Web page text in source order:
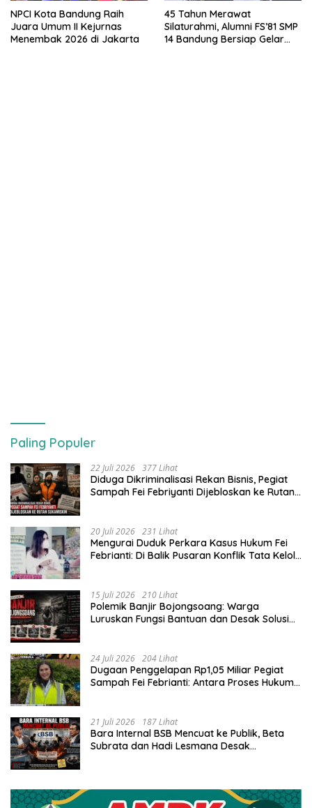
NPCI Kota Bandung Raih
Juara Umum II Kejurnas
Menembak 2026 di Jakarta
45 Tahun Merawat
Silaturahmi, Alumni FS’81 SMP
14 Bandung Bersiap Gelar
Paling Populer
22 Juli 2026 377 Lihat
Diduga Dikriminalisasi Rekan Bisnis, Pegiat
Sampah Fei Febriyanti Dijebloskan ke Rutan
20 Juli 2026 231 Lihat
​Mengurai Duduk Perkara Kasus Hukum Fei
Febrianti: Di Balik Pusaran Konflik Tata Kelola
15 Juli 2026 210 Lihat
Polemik Banjir Bojongsoang: Warga
Luruskan Fungsi Bantuan dan Desak Solusi
24 Juli 2026 204 Lihat
Dugaan Penggelapan Rp1,05 Miliar Pegiat
Sampah Fei Febrianti: Antara Proses Hukum,
21 Juli 2026 187 Lihat
Bara Internal BSB Mencuat ke Publik, Beta
Subrata dan Hadi Lesmana Desak